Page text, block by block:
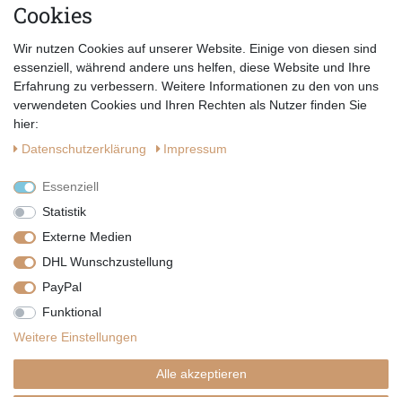
E-MAIL *
Datenschutzerklärung
Vertrag widerrufen
Copyright by Telli´s Welt
Cookies
Wir nutzen Cookies auf unserer Website. Einige von diesen sind
essenziell, während andere uns helfen, diese Website und Ihre
Erfahrung zu verbessern. Weitere Informationen zu den von uns
verwendeten Cookies und Ihren Rechten als Nutzer finden Sie
hier:
Daten­schutz­erklärung
Impressum
Essenziell
Statistik
Externe Medien
DHL Wunschzustellung
PayPal
Funktional
Weitere Einstellungen
Alle akzeptieren